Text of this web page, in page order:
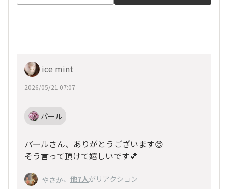
ice mint
2026/05/21 07:07
パール
パールさん、ありがとうございます😊
そう言って頂けて嬉しいです💕
やさか、 他7人がリアクション